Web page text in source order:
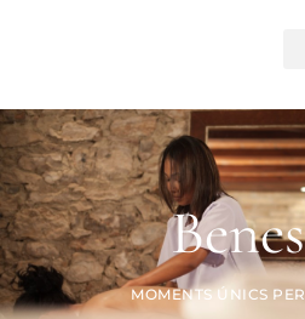
MOMENTS ÚNICS